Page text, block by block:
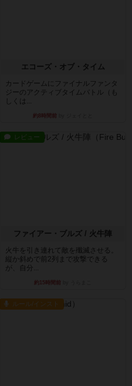
エコーズ・オブ・タイム
カードゲームにファイナルファンタ
ジーのアクティブタイムバトル（も
しくは...
約8時間前
レビュー
ファイアー・ブルズ / 火牛陣
火牛を引き連れて敵を殲滅させる。
縦か斜めで前2列まで攻撃できる
が、自分...
約15時間前
ルール/インスト